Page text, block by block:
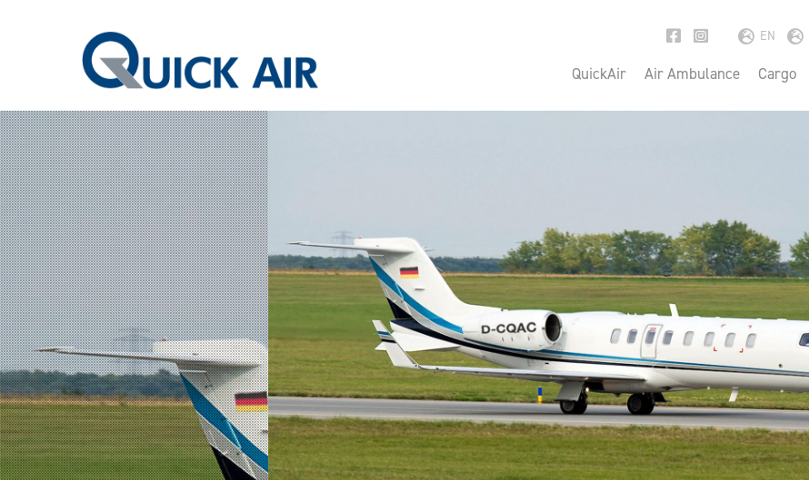
EN
QuickAir Air Ambulance Cargo